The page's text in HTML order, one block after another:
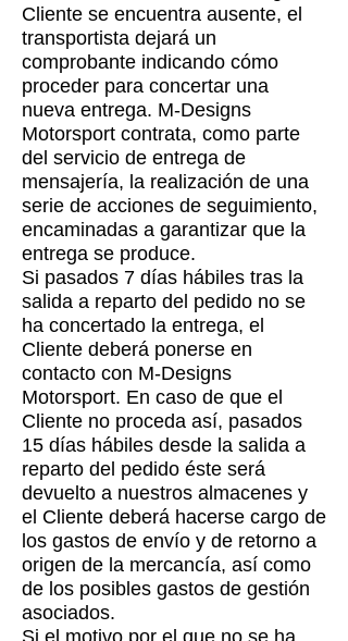
Cliente se encuentra ausente, el
transportista dejará un
comprobante indicando cómo
proceder para concertar una
nueva entrega. M-Designs
Motorsport contrata, como parte
del servicio de entrega de
mensajería, la realización de una
serie de acciones de seguimiento,
encaminadas a garantizar que la
entrega se produce.
Si pasados 7 días hábiles tras la
salida a reparto del pedido no se
ha concertado la entrega, el
Cliente deberá ponerse en
contacto con M-Designs
Motorsport. En caso de que el
Cliente no proceda así, pasados
15 días hábiles desde la salida a
reparto del pedido éste será
devuelto a nuestros almacenes y
el Cliente deberá hacerse cargo de
los gastos de envío y de retorno a
origen de la mercancía, así como
de los posibles gastos de gestión
asociados.
Si el motivo por el que no se ha